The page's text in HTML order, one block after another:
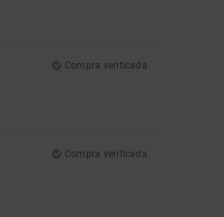
Compra verificada
Compra verificada